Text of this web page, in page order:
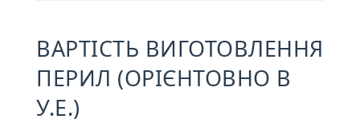
ВАРТІСТЬ ВИГОТОВЛЕННЯ
ПЕРИЛ (ОРІЄНТОВНО В
У.Е.)